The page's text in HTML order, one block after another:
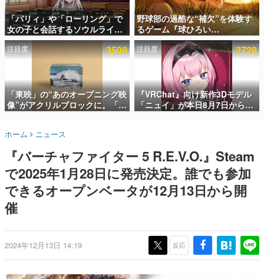
アプリセール情報
インタビュー
連載・特集一覧
殿堂入り記事
SNS拡散数が数千以上！ ページビュー数万以上！ などな
ど。多くの人々に読まれた、電ファミ渾身の“殿堂入り”記
事をまとめました。
名作ゲームクリエイターの方々に製作時のエピソードをお
きます。
赫本
この物語を解いてはいけない。『赫本』は、〈試験問題〉
の形をした短編ホラー小説集です。
これからのデジタルゲーム市場を担う若きクリエイター達
の姿を追い、彼らのルーツと情熱を探っていきます。
「パリィ」や「ローリング」で
女の子と会話するソウルライク
恋愛ゲーム『小早川さんはソウ
ルライク』無料公開。返事に失
敗すると「YOU DIED」
野球部の過酷な“補欠”を体験す
るゲーム『球ひろい
Simulator』が「1件」のウィッ
シュリストをもとにチェコ語に
対応しSNSで話題に。『キング
ダム・カム』開発元やチェコの
プロ野球選手から称賛の声
注目度 3509
「東映」の“あのオープニング映
像”がアクリルブロックに。「東
映ヒストリカル グッズコレクシ
注目度 2728
『VRChat』向け新作3Dモデル
「ニュイ」が本日8月7日から
BOOTHにて発売。瞳に光る星
ホーム ニュース
『バーチャファイター 5 R.E.V.O.』Steam
で2025年1月28日に発売決定。誰でも参加
できるオープンベータが12月13日から開
催
2024年12月13日 14:19 反応